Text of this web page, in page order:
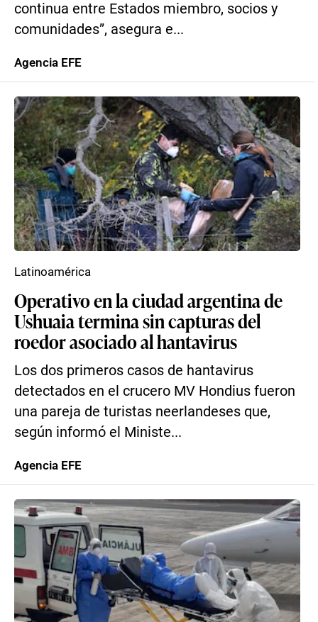
continua entre Estados miembro, socios y
comunidades”, asegura e...
Agencia EFE
Operativo en la ciudad argentina de
Ushuaia termina sin capturas del
roedor asociado al hantavirus
Los dos primeros casos de hantavirus
detectados en el crucero MV Hondius fueron
una pareja de turistas neerlandeses que,
según informó el Ministe...
Latinoamérica
Agencia EFE